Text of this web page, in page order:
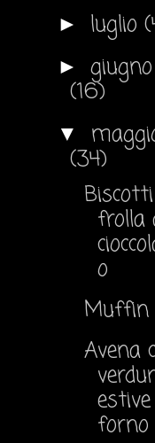
► luglio
► giugno
(16)
▼
(34)
frolla
o
Muffin
Avena
forno